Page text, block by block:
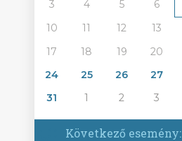
3
4 5 6
10
11 12 13
17
18 19 20
24
25 26 27
31
1 2 3
Következő esemény: